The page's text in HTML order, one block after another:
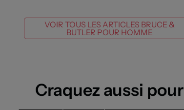
VOIR TOUS LES ARTICLES BRUCE &
BUTLER POUR HOMME
Craquez aussi pour